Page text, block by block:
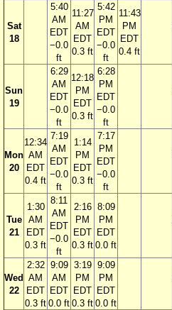
Sat
18
5:40
AM
EDT
−0.0
ft
11:27
AM
EDT
0.3 ft
5:42
PM
EDT
−0.0
ft
11:43
PM
EDT
0.4 ft
Sun
19
6:29
AM
EDT
−0.0
ft
12:18
PM
EDT
0.3 ft
6:28
PM
EDT
−0.0
ft
Mon
20
12:34
AM
EDT
0.4 ft
7:19
AM
EDT
−0.0
ft
1:14
PM
EDT
0.3 ft
7:17
PM
EDT
−0.0
ft
Tue
21
1:30
AM
EDT
0.3 ft
8:11
AM
EDT
−0.0
ft
2:16
PM
EDT
0.3 ft
8:09
PM
EDT
0.0 ft
Wed
22
2:32
AM
EDT
0.3 ft
9:09
AM
EDT
0.0 ft
3:19
PM
EDT
0.3 ft
9:09
PM
EDT
0.0 ft